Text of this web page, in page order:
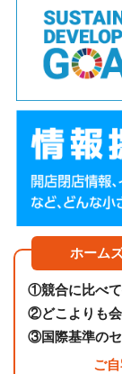
ホーム
①競合に比べ
②どこよりも
③国際基準の
ご